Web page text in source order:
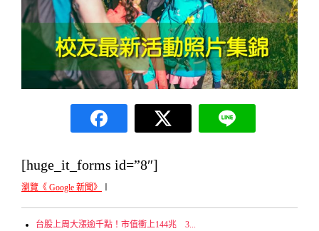
[huge_it_forms id=”8″]
瀏覽《 Google 新聞》
台股上周大漲逾千點！市值衝上144兆 3...